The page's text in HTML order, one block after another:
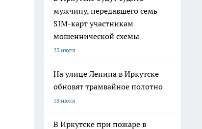
мужчину, передавшего семь
SIM-карт участникам
мошеннической схемы
23 июля
На улице Ленина в Иркутске
обновят трамвайное полотно
18 июля
В Иркутске при пожаре в